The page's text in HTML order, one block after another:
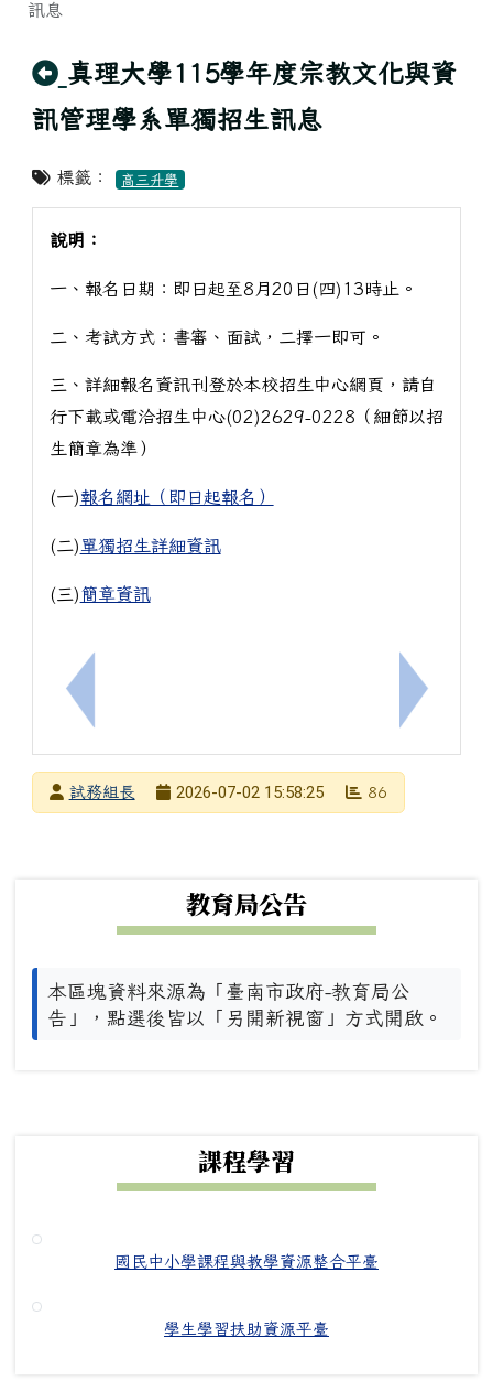
訊息
回上頁
真理大學115學年度宗教文化與資
訊管理學系單獨招生訊息
標籤： 高三升學
上一筆：國立屏東科技大學休閒運動健康系115學年
說明：
一、報名日期：即日起至8月20日(四)13時止。
二、考試方式：書審、面試，二擇一即可。
三、詳細報名資訊刊登於本校招生中心網頁，請自
行下載或電洽招生中心(02)2629-0228（細節以招
生簡章為準）
(一)報名網址（即日起報名）
(二) 單獨招生詳細資訊
(三)簡章資訊
下一筆：
發布者試務組長
2026-07-02 15:58:25 86
教育局公告
本區塊資料來源為「臺南市政府-教育局公
告」，點選後皆以「另開新視窗」方式開啟。
課程學習
國民中小學課程與教學資源整合平臺
學生學習扶助資源平臺